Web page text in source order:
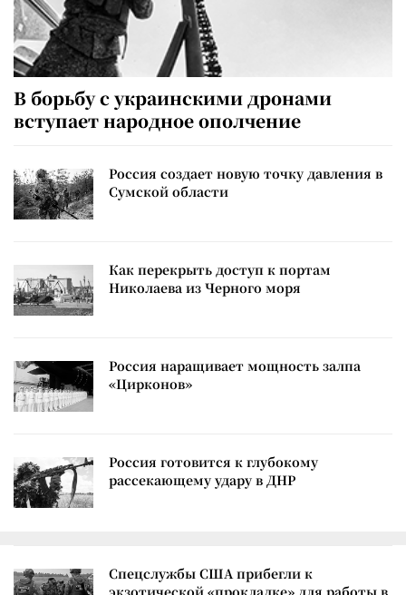
В борьбу с украинскими дронами
вступает народное ополчение
Россия создает новую точку давления в
Сумской области
Как перекрыть доступ к портам
Николаева из Черного моря
Россия наращивает мощность залпа
«Цирконов»
Россия готовится к глубокому
рассекающему удару в ДНР
Спецслужбы США прибегли к
экзотической «прокладке» для работы в